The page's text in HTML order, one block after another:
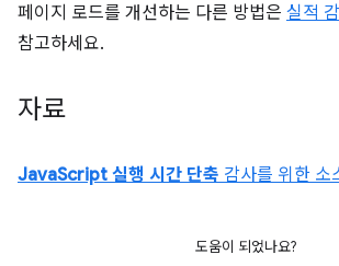
페이지 로드를 개선하는 다른 방법은 실적
참고하세요.
자료
JavaScript 실행 시간 단축 감사를 위한 소
도움이 되었나요?